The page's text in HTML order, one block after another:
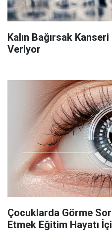
Kalın Bağırsak
Veriyor
Çocuklarda Görme
Etmek Eğitim Hayatı